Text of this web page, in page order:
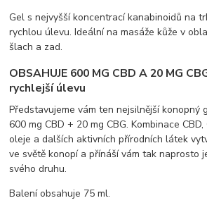
Gel s nejvyšší koncentrací kanabinoidů na
rychlou úlevu. Ideální na masáže kůže v
šlach a zad.
OBSAHUJE 600 MG CBD A 20 MG
rychlejší úlevu
Představujeme vám ten nejsilnější konopný
600 mg CBD + 20 mg CBG. Kombinace
oleje a dalších aktivních přírodních látek
ve světě konopí a přínáší vám tak naprosto
svého druhu.
Balení obsahuje 75 ml.